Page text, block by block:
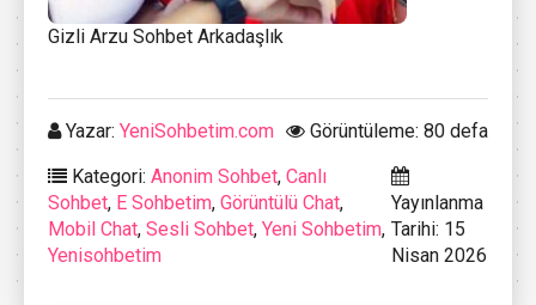
Gizli Arzu Sohbet Arkadaşlık
Yazar: YeniSohbetim.com
Görüntüleme: 80 defa
Kategori: Anonim Sohbet, Canlı
Sohbet, E Sohbetim, Görüntülü Chat,
Mobil Chat, Sesli Sohbet, Yeni Sohbetim,
Yenisohbetim
Yayınlanma
Tarihi: 15
Nisan 2026